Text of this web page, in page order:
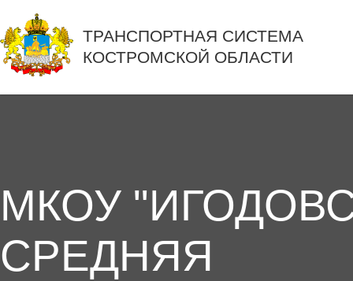
ТРАНСПОРТНАЯ СИСТЕМА
КОСТРОМСКОЙ ОБЛАСТИ
МКОУ
СРЕДНЯЯ